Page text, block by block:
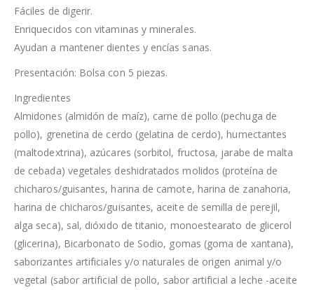
Fáciles de digerir.
Enriquecidos con vitaminas y minerales.
Ayudan a mantener dientes y encías sanas.
Presentación: Bolsa con 5 piezas.
Ingredientes
Almidones (almidón de maíz), carne de pollo (pechuga de
pollo), grenetina de cerdo (gelatina de cerdo), humectantes
(maltodextrina), azúcares (sorbitol, fructosa, jarabe de malta
de cebada) vegetales deshidratados molidos (proteína de
chicharos/guisantes, harina de camote, harina de zanahoria,
harina de chicharos/guisantes, aceite de semilla de perejil,
alga seca), sal, dióxido de titanio, monoestearato de glicerol
(glicerina), Bicarbonato de Sodio, gomas (goma de xantana),
saborizantes artificiales y/o naturales de origen animal y/o
vegetal (sabor artificial de pollo, sabor artificial a leche -aceite